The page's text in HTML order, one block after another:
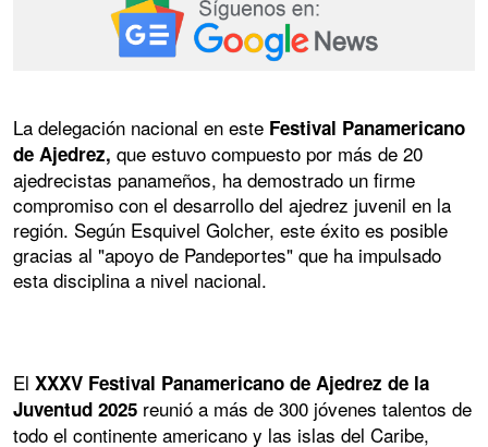
La delegación nacional en este Festival Panamericano
de Ajedrez, que estuvo compuesto por más de 20
ajedrecistas panameños, ha demostrado un firme
compromiso con el desarrollo del ajedrez juvenil en la
región. Según Esquivel Golcher, este éxito es posible
gracias al "apoyo de Pandeportes" que ha impulsado
esta disciplina a nivel nacional.
El XXXV Festival Panamericano de Ajedrez de la
Juventud 2025 reunió a más de 300 jóvenes talentos de
todo el continente americano y las islas del Caribe,